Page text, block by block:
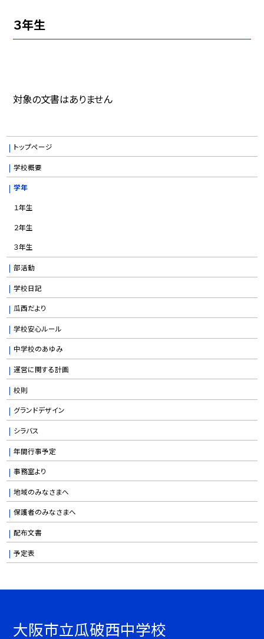
３年生
対象の文書はありません
トップページ
学校概要
学年
１年生
２年生
３年生
部活動
学校日記
瓜西だより
学校安心ルール
中学校のあゆみ
運営に関する計画
校則
グランドデザイン
シラバス
年間行事予定
事務室より
地域のみなさまへ
保護者のみなさまへ
配布文書
予定表
大阪市立瓜破西中学校